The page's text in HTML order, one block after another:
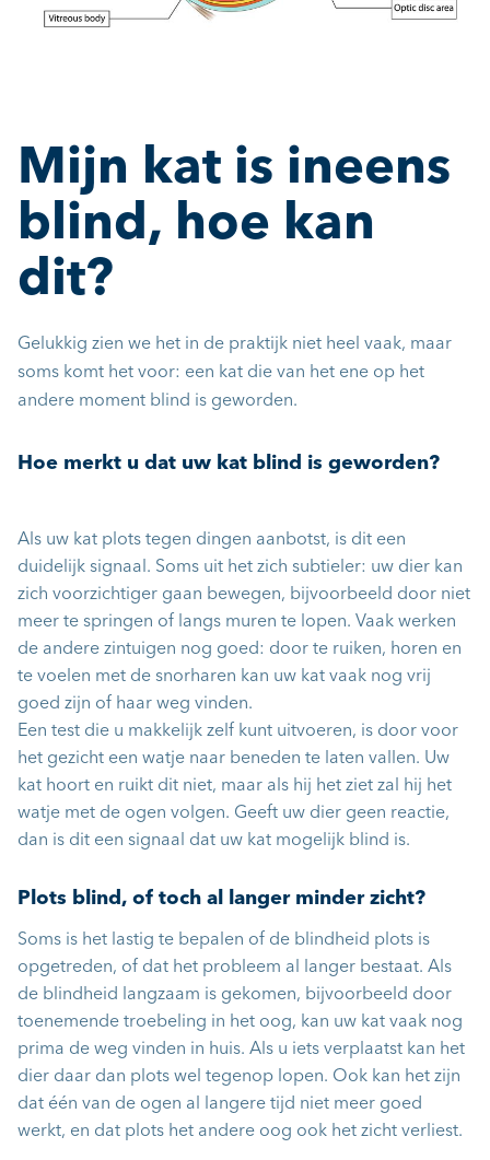
Mijn kat is ineens
blind, hoe kan
dit?
Gelukkig zien we het in de praktijk niet heel vaak, maar
soms komt het voor: een kat die van het ene op het
andere moment blind is geworden.
Hoe merkt u dat uw kat blind is geworden?
Als uw kat plots tegen dingen aanbotst, is dit een
duidelijk signaal. Soms uit het zich subtieler: uw dier kan
zich voorzichtiger gaan bewegen, bijvoorbeeld door niet
meer te springen of langs muren te lopen. Vaak werken
de andere zintuigen nog goed: door te ruiken, horen en
te voelen met de snorharen kan uw kat vaak nog vrij
goed zijn of haar weg vinden.
Een test die u makkelijk zelf kunt uitvoeren, is door voor
het gezicht een watje naar beneden te laten vallen. Uw
kat hoort en ruikt dit niet, maar als hij het ziet zal hij het
watje met de ogen volgen. Geeft uw dier geen reactie,
dan is dit een signaal dat uw kat mogelijk blind is.
Plots blind, of toch al langer minder zicht?
Soms is het lastig te bepalen of de blindheid plots is
opgetreden, of dat het probleem al langer bestaat. Als
de blindheid langzaam is gekomen, bijvoorbeeld door
toenemende troebeling in het oog, kan uw kat vaak nog
prima de weg vinden in huis. Als u iets verplaatst kan het
dier daar dan plots wel tegenop lopen. Ook kan het zijn
dat één van de ogen al langere tijd niet meer goed
werkt, en dat plots het andere oog ook het zicht verliest.